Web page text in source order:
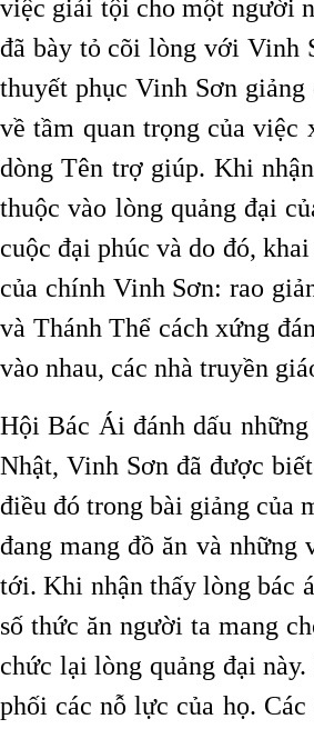
việc giải tội cho một người
đã bày tỏ cõi lòng với Vinh
thuyết phục Vinh Sơn
về tầm quan trọng của
dòng Tên trợ giúp. Khi
thuộc vào lòng quảng đại
cuộc đại phúc và do đó,
của chính Vinh Sơn: rao
và Thánh Thể cách xứng
vào nhau, các nhà truyền
Hội Bác Ái đánh dấu
Nhật, Vinh Sơn đã được
điều đó trong bài giảng của
đang mang đồ ăn và những
tới. Khi nhận thấy lòng bác
số thức ăn người ta mang
chức lại lòng quảng đại
phối các nỗ lực của họ.